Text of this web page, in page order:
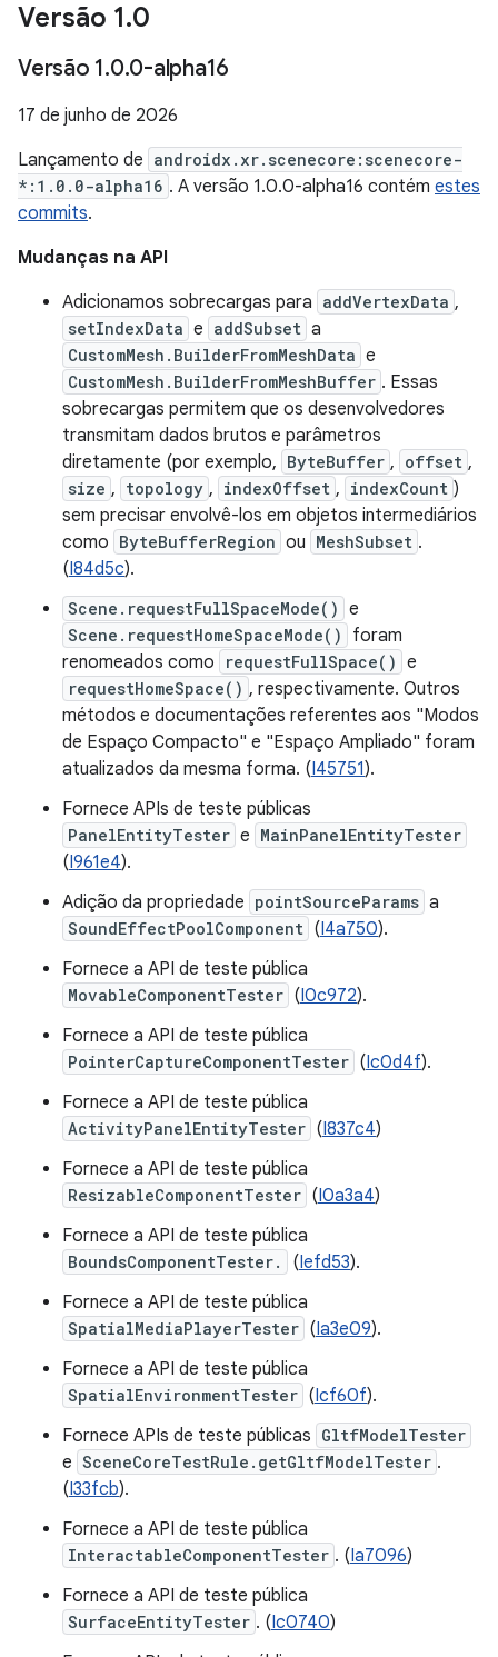
Versão 1.0
Versão 1.0.0-alpha16
17 de junho de 2026
Lançamento de androidx.xr.scenecore:scenecore-
*:1.0.0-alpha16 . A versão 1.0.0-alpha16 contém estes
commits.
Mudanças na API
Adicionamos sobrecargas para addVertexData ,
setIndexData e addSubset a
CustomMesh.BuilderFromMeshData e
CustomMesh.BuilderFromMeshBuffer . Essas
sobrecargas permitem que os desenvolvedores
transmitam dados brutos e parâmetros
diretamente (por exemplo, ByteBuffer , offset ,
size , topology , indexOffset , indexCount )
sem precisar envolvê-los em objetos intermediários
como ByteBufferRegion ou MeshSubset .
(I84d5c).
Scene.requestFullSpaceMode() e
Scene.requestHomeSpaceMode()
foram
renomeados como
requestFullSpace() e
requestHomeSpace() , respectivamente. Outros
métodos e documentações referentes aos "Modos
de Espaço Compacto" e "Espaço Ampliado" foram
atualizados da mesma forma. (I45751).
Fornece APIs de teste públicas
PanelEntityTester e MainPanelEntityTester
(I961e4).
Adição da propriedade pointSourceParams a
SoundEffectPoolComponent (I4a750).
Fornece a API de teste pública
MovableComponentTester (I0c972).
Fornece a API de teste pública
PointerCaptureComponentTester (Ic0d4f).
Fornece a API de teste pública
ActivityPanelEntityTester (I837c4)
Fornece a API de teste pública
ResizableComponentTester (I0a3a4)
Fornece a API de teste pública
BoundsComponentTester. (Iefd53).
Fornece a API de teste pública
SpatialMediaPlayerTester (Ia3e09).
Fornece a API de teste pública
SpatialEnvironmentTester (Icf60f).
Fornece APIs de teste públicas GltfModelTester
e SceneCoreTestRule.getGltfModelTester .
(I33fcb).
Fornece a API de teste pública
InteractableComponentTester . (Ia7096)
Fornece a API de teste pública
SurfaceEntityTester . (Ic0740)